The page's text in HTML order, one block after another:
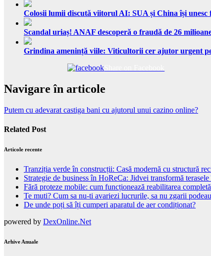
Colosii lumii discută viitorul AI: SUA și China își unesc
Scandal uriaș! ANAF descoperă o fraudă de 26
Grindina amenință viile: Viticultorii cer ajutor urgent
Navigare în articole
Putem cu adevarat castiga bani cu ajutorul unui cazino online?
Related Post
Articole recente
Tranziția verde în construcții: Casă modernă cu structură
Strategie de business în HoReCa: Jidvei transformă
Fără proteze mobile: cum funcționează reabilitarea
Te muti? Cum sa nu-ti avariezi lucrurile, sa nu zgarii
De unde poți să îți cumperi aparatul de aer condiționat?
powered by DexOnline.Net
Arhive Anuale